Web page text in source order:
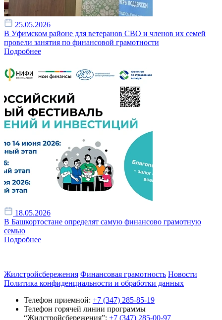
25.05.2026
В Уфимском районе для ветеранов СВО и членов их семей
провели занятия по финансовой грамотности
Подробнее
18.05.2026
В Башкортостане определят самую финансово грамотную
семью
Подробнее
Жилстройсбережения Финансовая грамотность Новости
Политика конфиденциальности и обработки данных
Телефон приемной: +7 (347) 285-85-19
Телефон горячей линии программы
“Жилстройсбережения”: +7 (347) 285-00-97